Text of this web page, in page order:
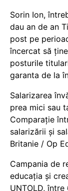
Sorin Ion,
dau an de an
post pe
încercat să
posturile
garanta de la
Salarizarea
prea mici sau
Comparație
salarizării și
Britanie / Op
Campania de
educația și
UNTOLD,